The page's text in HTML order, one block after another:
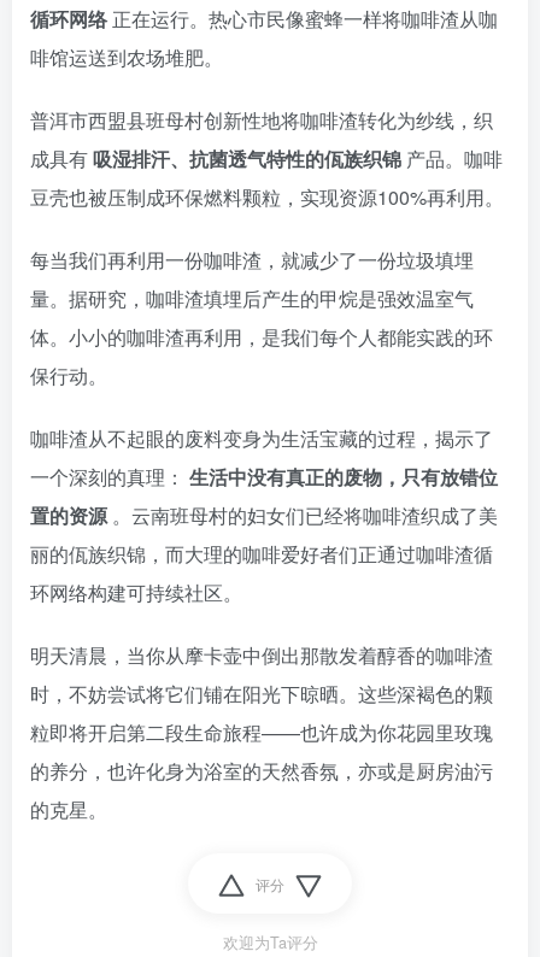
循环网络正在运行。热心市民像蜜蜂一样将咖啡渣从咖
啡馆运送到农场堆肥。
普洱市西盟县班母村创新性地将咖啡渣转化为纱线，织
成具有吸湿排汗、抗菌透气特性的佤族织锦 产品。咖啡
豆壳也被压制成环保燃料颗粒，实现资源100%再利用。
每当我们再利用一份咖啡渣，就减少了一份垃圾填埋
量。据研究，咖啡渣填埋后产生的甲烷是强效温室气
体。小小的咖啡渣再利用，是我们每个人都能实践的环
保行动。
咖啡渣从不起眼的废料变身为生活宝藏的过程，揭示了
一个深刻的真理： 生活中没有真正的废物，只有放错位
置的资源。云南班母村的妇女们已经将咖啡渣织成了美
丽的佤族织锦，而大理的咖啡爱好者们正通过咖啡渣循
环网络构建可持续社区。
明天清晨，当你从摩卡壶中倒出那散发着醇香的咖啡渣
时，不妨尝试将它们铺在阳光下晾晒。这些深褐色的颗
粒即将开启第二段生命旅程——也许成为你花园里玫瑰
的养分，也许化身为浴室的天然香氛，亦或是厨房油污
的克星。
评分
欢迎为Ta评分